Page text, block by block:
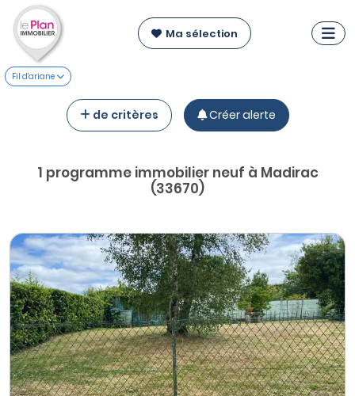
Ma sélection
Fil d'ariane
de critères Créer alerte
1 programme immobilier neuf à Madirac
(33670)